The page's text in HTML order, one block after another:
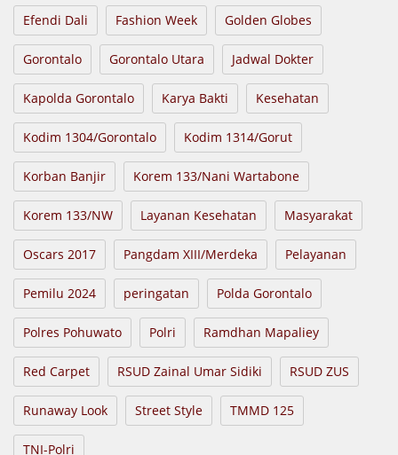
Efendi Dali Fashion Week Golden Globes
Gorontalo Gorontalo Utara Jadwal Dokter
Kapolda Gorontalo Karya Bakti Kesehatan
Kodim 1304/Gorontalo Kodim 1314/Gorut
Korban Banjir Korem 133/Nani Wartabone
Korem 133/NW Layanan Kesehatan Masyarakat
Oscars 2017 Pangdam XIII/Merdeka Pelayanan
Pemilu 2024 peringatan Polda Gorontalo
Polres Pohuwato Polri Ramdhan Mapaliey
Red Carpet RSUD Zainal Umar Sidiki RSUD ZUS
Runaway Look Street Style TMMD 125
TNI-Polri